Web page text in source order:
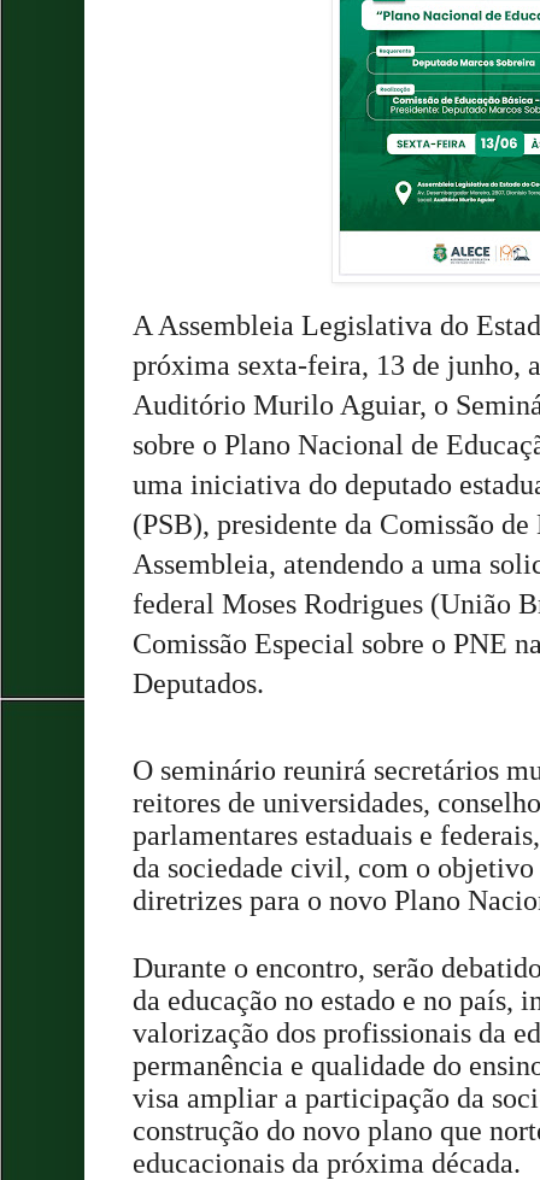
A Assembleia Legislativa do
próxima sexta-feira, 13 de junho,
Auditório Murilo Aguiar, o
sobre o Plano Nacional de
uma iniciativa do deputado
(PSB), presidente da Comissão
Assembleia, atendendo a uma
federal Moses Rodrigues (União
Comissão Especial sobre o PNE
Deputados.
O seminário reunirá secretários
reitores de universidades,
parlamentares estaduais e
da sociedade civil, com o
diretrizes para o novo Plano
Durante o encontro, serão
da educação no estado e no país,
valorização dos profissionais da
permanência e qualidade do
visa ampliar a participação da
construção do novo plano que
educacionais da próxima década.